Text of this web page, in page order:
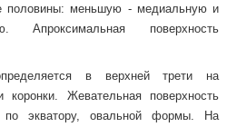
половины: меньшую - медиальную и
поверхность
в верхней трети на
коронки. Жевательная поверхность
по экватору, овальной формы. На